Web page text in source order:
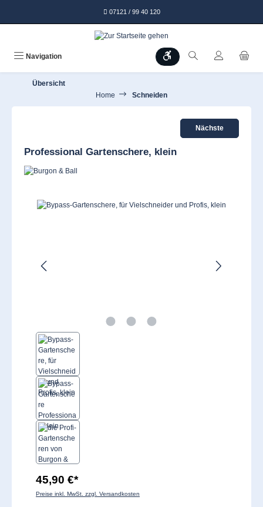
07121 / 99 40 120
Navigation Werkzeugleiste anzeigen
Übersicht
Home
Schneiden
Nächste
Professional Gartenschere, klein
Bildergalerie überspringen
45,90 €*
Preise inkl. MwSt. zzgl. Versandkosten